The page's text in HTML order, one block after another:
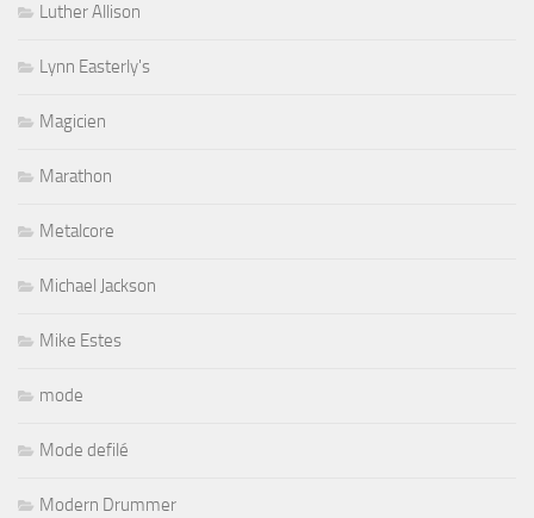
Luther Allison
Lynn Easterly's
Magicien
Marathon
Metalcore
Michael Jackson
Mike Estes
mode
Mode defilé
Modern Drummer